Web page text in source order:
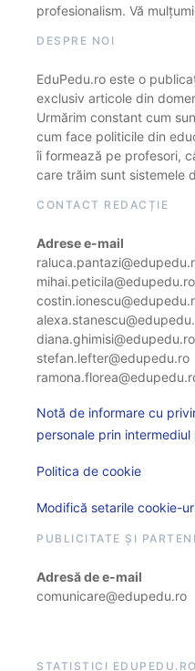
profesionalism. Vă
DESPRE NOI
EduPedu.ro este o
exclusiv articole din
Urmărim constant cum
cum face politicile din
îi formează pe profesori,
care trăim sunt sistemele
CONTACT REDACȚIE
Adrese e-mail
mihai.peticila@edupedu.ro
diana.ghimisi@edupedu.ro
stefan.lefter@edupedu.ro
Notă de informare cu
personale prin intermediul
Politica de cookie
Modifică setarile cookie-
PUBLICITATE ȘI
Adresă de e-mail
comunicare@edupedu.ro
STATISTICI EDUPEDU.RO